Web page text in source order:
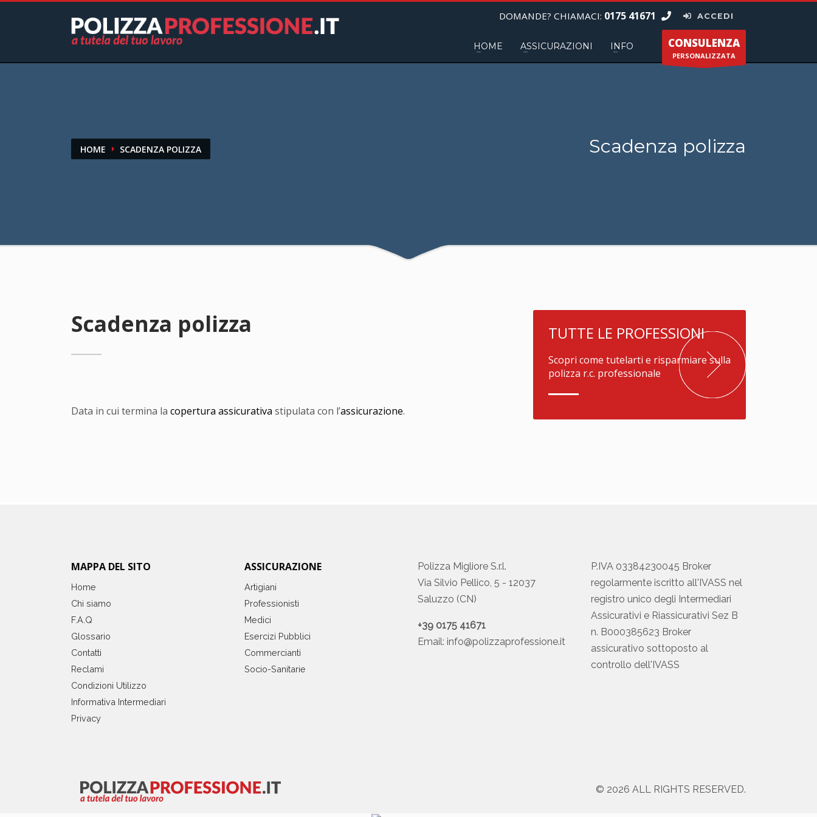
DOMANDE? CHIAMACI: 0175 41671 ACCEDI
HOME ASSICURAZIONI INFO CONSULENZA
PERSONALIZZATA
HOME SCADENZA POLIZZA Scadenza polizza
Scadenza polizza
Data in cui termina la copertura assicurativa stipulata con l’assicurazione.
TUTTE LE PROFESSIONI
Scopri come tutelarti e risparmiare sulla
polizza r.c. professionale
MAPPA DEL SITO
Home
Chi siamo
F.A.Q
Glossario
Contatti
Reclami
Condizioni Utilizzo
Informativa Intermediari
Privacy
ASSICURAZIONE
Artigiani
Professionisti
Medici
Esercizi Pubblici
Commercianti
Socio-Sanitarie
Polizza Migliore S.r.l.
Via Silvio Pellico, 5 - 12037
Saluzzo (CN)
+39 0175 41671
Email: info@polizzaprofessione.it
P.IVA 03384230045 Broker
regolarmente iscritto all'IVASS nel
registro unico degli Intermediari
Assicurativi e Riassicurativi Sez B
n. B000385623 Broker
assicurativo sottoposto al
controllo dell'IVASS
© 2026 ALL RIGHTS RESERVED.